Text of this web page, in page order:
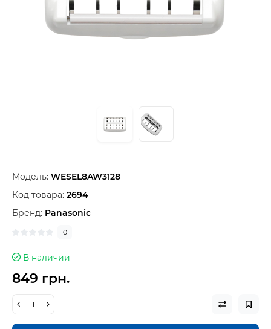
Модель: WESEL8AW3128
Код товара: 2694
Бренд: Panasonic
0
В наличии
849 грн.